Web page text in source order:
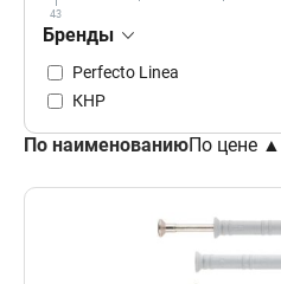
43
Бренды
Perfecto Linea
КНР
По наименованиюПо цене ▲